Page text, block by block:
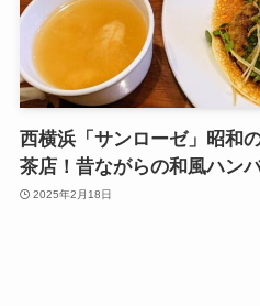
西横浜「サンローゼ」昭和
茶店！昔ながらの和風ハン
2025年2月18日